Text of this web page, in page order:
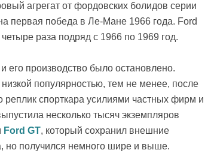
агрегат от фордовских болидов серии
первая победа в Ле-Мане 1966 года. Ford
раза подряд с 1966 по 1969 год.
его производство было остановлено.
популярностью, тем не менее, после
спорткара усилиями частных фирм и
несколько тысяч экземпляров
Ford GT, который сохранил внешние
но получился немного шире и выше.